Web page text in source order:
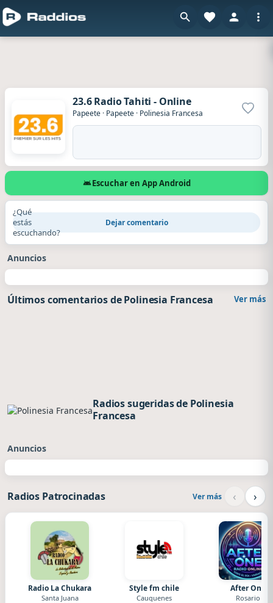
23.6 Radio Tahiti - Online
Papeete · Papeete · Polinesia Francesa
Escuchar en App Android
¿Qué
estás
escuchando?
Dejar comentario
Anuncios
Últimos comentarios de Polinesia Francesa Ver más
Radios sugeridas de Polinesia
Francesa
Anuncios
Radios Patrocinadas Ver más ‹ ›
Radio La Chukara
Santa Juana
Style fm chile
Cauquenes
After One
Rosario